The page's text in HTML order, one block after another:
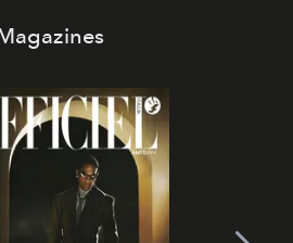
utilitaristica incontra l'illusione
sfida le nozioni di potere,
i confini con un soft touch di